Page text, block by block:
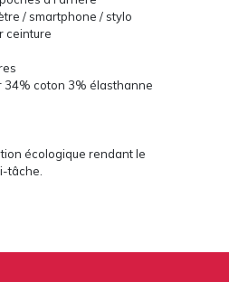
/ smartphone / stylo
ceinture
34% coton 3% élasthanne
écologique rendant le
tâche.